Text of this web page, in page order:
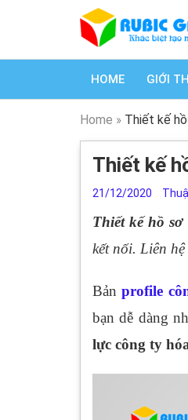
HOME GIỚI
Home » Thiết kế
Thiết kế
21/12/2020
Thiết kế hồ
kết nối. Liên
Bảnprofile
bạn dễ dàng
lực công ty